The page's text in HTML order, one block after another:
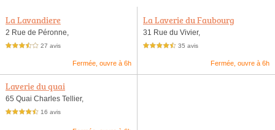
La Lavandiere
2 Rue de Péronne,
3,5 étoiles sur 5 27 avis
Fermée, ouvre à 6h
La Laverie du Faubourg
31 Rue du Vivier,
4,5 étoiles sur 5 35 avis
Fermée, ouvre à 6h
Laverie du quai
65 Quai Charles Tellier,
4,5 étoiles sur 5 16 avis